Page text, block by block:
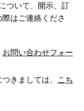
ついて、開⽰、訂
はご連絡くださ
きましては、
こち
お問い合わせフォー